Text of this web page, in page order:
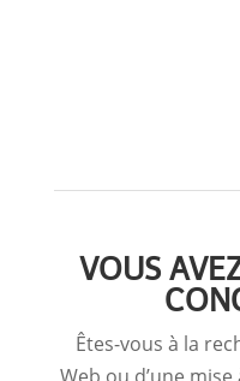
VOUS
Êtes-vous à la